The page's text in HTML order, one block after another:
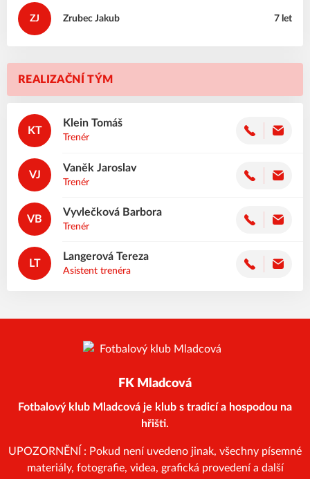
REALIZAČNÍ TÝM
KT
Tomáš
Klein
Trenér
VJ
Jaroslav
Vaněk
Trenér
VB
Barbora
Vyvlečková
Trenér
LT
Tereza
Langerová
Asistent trenéra
ZJ Jakub
Zrubec 7 let
FK Mladcová
Fotbalový klub Mladcová je klub s tradicí a hospodou na
hřišti.
UPOZORNĚNÍ : Pokud není uvedeno jinak, všechny písemné
materiály, fotografie, videa, grafická provedení a další